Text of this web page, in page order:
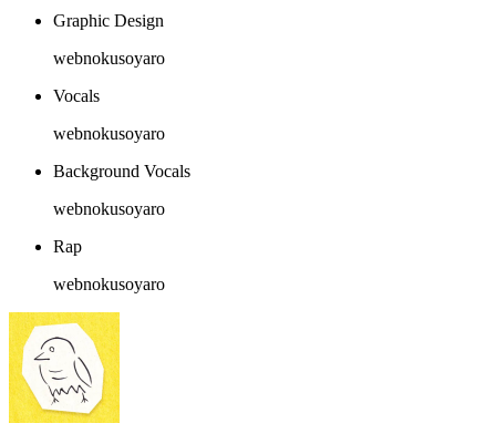
Graphic Design
webnokusoyaro
Vocals
webnokusoyaro
Background Vocals
webnokusoyaro
Rap
webnokusoyaro